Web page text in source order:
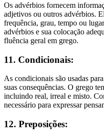
Os advérbios fornecem
adjetivos ou outros advérbios.
frequência, grau, tempo ou
advérbios e sua colocação
fluência geral em grego.
11. Condicionais:
As condicionais são usadas
suas consequências. O grego
incluindo real, irreal e misto.
necessário para expressar
12. Preposições: